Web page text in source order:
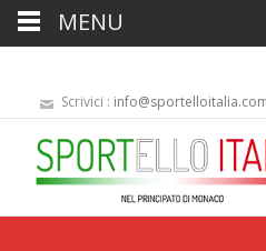
Scrivici :
MENU